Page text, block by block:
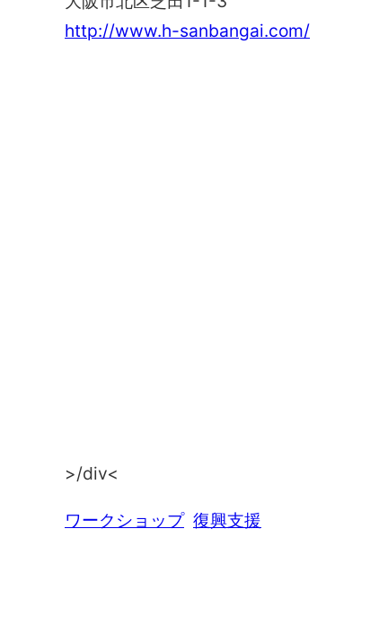
http://www.h-sanbangai.com/
>/div<
ワークショップ 復興支援